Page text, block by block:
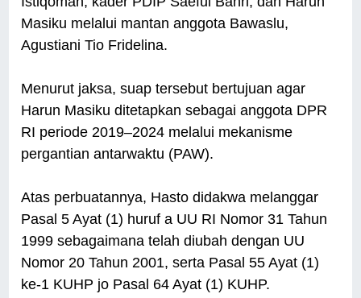
Masiku melalui mantan anggota Bawaslu,
Agustiani Tio Fridelina.
Menurut jaksa, suap tersebut bertujuan agar
Harun Masiku ditetapkan sebagai anggota DPR
RI periode 2019–2024 melalui mekanisme
pergantian antarwaktu (PAW).
Atas perbuatannya, Hasto didakwa melanggar
Pasal 5 Ayat (1) huruf a UU RI Nomor 31 Tahun
1999 sebagaimana telah diubah dengan UU
Nomor 20 Tahun 2001, serta Pasal 55 Ayat (1)
ke-1 KUHP jo Pasal 64 Ayat (1) KUHP.